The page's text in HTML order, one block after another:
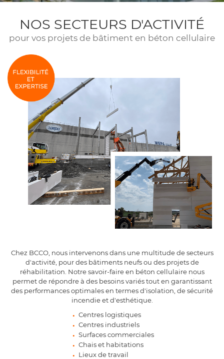
ACCUEIL
CELLULAIRE
ET POSE
RÉFÉRENCES
FONT CONFIANCE
CONTACT
RESTEZ
INSCRIPTION
NOS SECTEURS D'ACTIVITÉ
pour vos projets de bâtiment en béton cellulaire
Chez BCCO, nous intervenons dans une multitude de secteurs
d'activité, pour des bâtiments neufs ou des projets de
réhabilitation. Notre savoir-faire en béton cellulaire nous
permet de répondre à des besoins variés tout en garantissant
des performances optimales en termes d'isolation, de sécurité
incendie et d'esthétique.
Centres logistiques
Centres industriels
Surfaces commerciales
Chais et habitations
Lieux de travail